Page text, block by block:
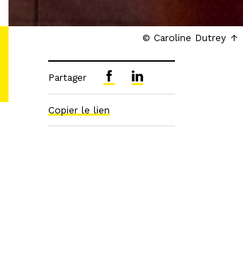
© Caroline Dutrey
Partager
Copier le lien